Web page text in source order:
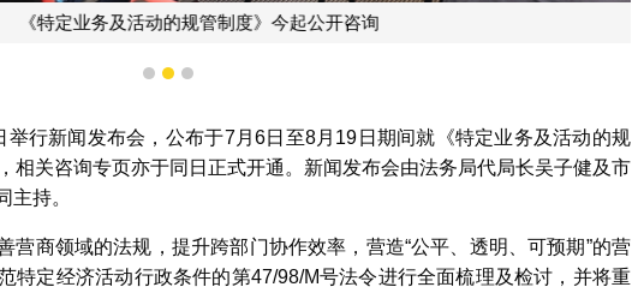
特定业务及活动的规管制度》今起公开咨询
1 2 3
行新闻发布会，公布于7月6日至8月19日期间就《特定业务及活动的规
相关咨询专页亦于同日正式开通。新闻发布会由法务局代局长吴子健及市
主持。
营商领域的法规，提升跨部门协作效率，营造“公平、透明、可预期”的营
特定经济活动行政条件的第47/98/M号法令进行全面梳理及检讨，并将重